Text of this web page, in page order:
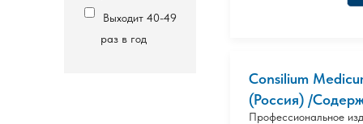
Выходит 40-49
раз в год
Consilium
(Россия) /
Профессиональное